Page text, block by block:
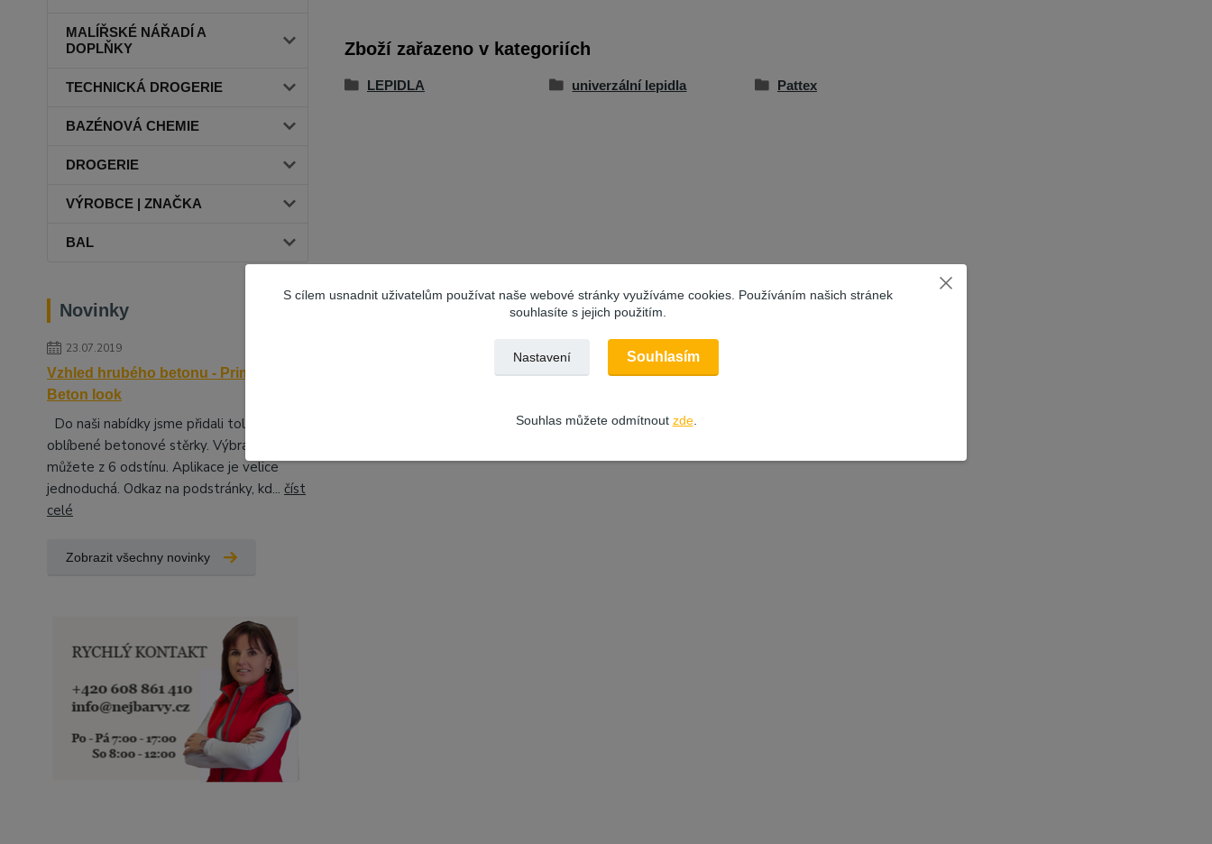
MALÍŘSKÉ NÁŘADÍ A
DOPLŇKY
TECHNICKÁ DROGERIE
BAZÉNOVÁ CHEMIE
DROGERIE
VÝROBCE | ZNAČKA
BAL
Novinky
23.07.2019
Vzhled hrubého betonu - Primalex
Beton look
Do naši nabídky jsme přidali tolik
oblíbené betonové stěrky. Výbrat si
můžete z 6 odstínu. Aplikace je velice
jednoduchá. Odkaz na podstránky, kd... číst
celé
Zobrazit všechny novinky
Zboží zařazeno v kategoriích
LEPIDLA univerzální lepidla Pattex
S cílem usnadnit uživatelům používat naše webové stránky využíváme cookies. Používáním našich stránek
souhlasíte s jejich použitím.
Nastavení Souhlasím
Souhlas můžete odmítnout zde.